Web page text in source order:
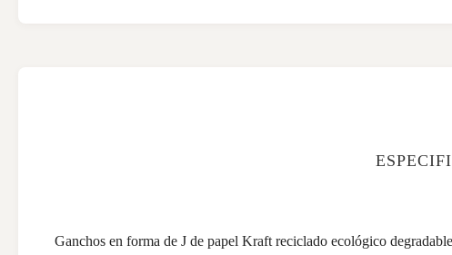
Ganchos en forma de J de papel Kraft reciclado ecológico